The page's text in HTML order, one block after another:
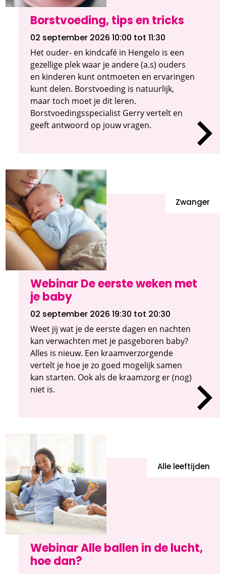
Borstvoeding, tips en tricks
02 september 2026 10:00 tot 11:30
Het ouder- en kindcafé in Hengelo is een
gezellige plek waar je andere (a.s) ouders
en kinderen kunt ontmoeten en ervaringen
kunt delen. Borstvoeding is natuurlijk,
maar toch moet je dit leren.
Borstvoedingsspecialist Gerry vertelt en
geeft antwoord op jouw vragen.
Webinar De eerste weken met
je baby
Zwanger
02 september 2026 19:30 tot 20:30
Weet jij wat je de eerste dagen en nachten
kan verwachten met je pasgeboren baby?
Alles is nieuw. Een kraamverzorgende
vertelt je hoe je zo goed mogelijk samen
kan starten. Ook als de kraamzorg er (nog)
niet is.
Webinar Alle ballen in de lucht,
hoe dan?
Alle leeftijden